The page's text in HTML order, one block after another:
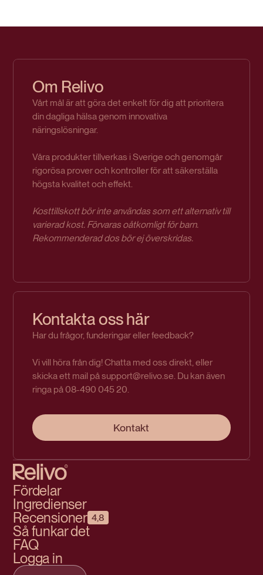
Om Relivo
Vårt mål är att göra det enkelt för dig att prioritera
din dagliga hälsa genom innovativa
näringslösningar.
Våra produkter tillverkas i Sverige och genomgår
rigorösa prover och kontroller för att säkerställa
högsta kvalitet och effekt.
Kosttillskott bör inte användas som ett alternativ till
varierad kost. Förvaras oåtkomligt för barn.
Rekommenderad dos bör ej överskridas.
Kontakta oss här
Har du frågor, funderingar eller feedback?
Vi vill höra från dig! Chatta med oss direkt, eller
skicka ett mail på support@relivo.se. Du kan även
ringa på 08-490 045 20.
Kontakt
Fördelar
Ingredienser
Recensioner 4,8
Så funkar det
FAQ
Logga in